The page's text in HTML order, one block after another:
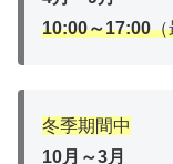
10:00～17:00（
冬季期間中
10月～3月